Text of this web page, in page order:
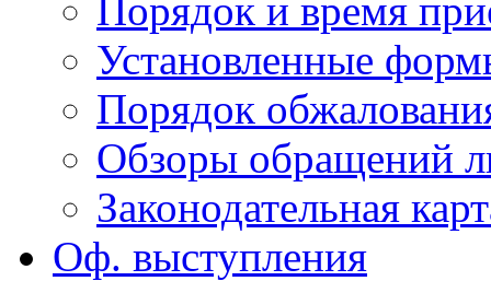
Порядок и время
Установленные
Порядок
Обзоры обращений
Законодательная
Оф. выступления